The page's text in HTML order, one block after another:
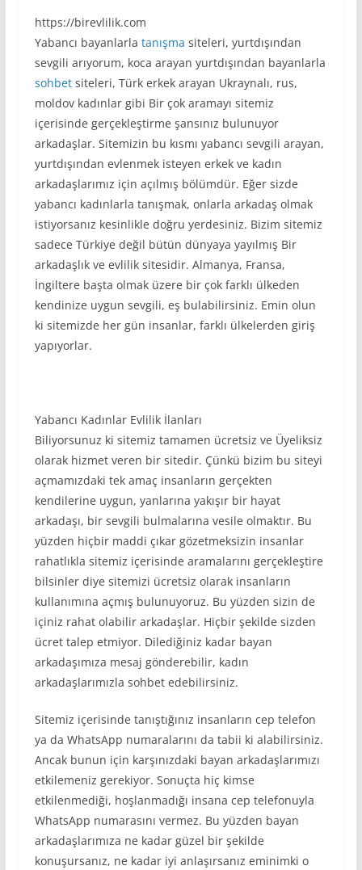
https://birevlilik.com
Yabancı bayanlarla tanışma siteleri, yurtdışından
sevgili arıyorum, koca arayan yurtdışından bayanlarla
sohbetsiteleri, Türk erkek arayan Ukraynalı, rus,
moldov kadınlar gibi Bir çok aramayı sitemiz
içerisinde gerçekleştirme şansınız bulunuyor
arkadaşlar. Sitemizin bu kısmı yabancı sevgili arayan,
yurtdışından evlenmek isteyen erkek ve kadın
arkadaşlarımız için açılmış bölümdür. Eğer sizde
yabancı kadınlarla tanışmak, onlarla arkadaş olmak
istiyorsanız kesinlikle doğru yerdesiniz. Bizim sitemiz
sadece Türkiye değil bütün dünyaya yayılmış Bir
arkadaşlık ve evlilik sitesidir. Almanya, Fransa,
İngiltere başta olmak üzere bir çok farklı ülkeden
kendinize uygun sevgili, eş bulabilirsiniz. Emin olun
ki sitemizde her gün insanlar, farklı ülkelerden giriş
yapıyorlar.
Yabancı Kadınlar Evlilik İlanları
Biliyorsunuz ki sitemiz tamamen ücretsiz ve Üyeliksiz
olarak hizmet veren bir sitedir. Çünkü bizim bu siteyi
açmamızdaki tek amaç insanların gerçekten
kendilerine uygun, yanlarına yakışır bir hayat
arkadaşı, bir sevgili bulmalarına vesile olmaktır. Bu
yüzden hiçbir maddi çıkar gözetmeksizin insanlar
rahatlıkla sitemiz içerisinde aramalarını gerçekleştire
bilsinler diye sitemizi ücretsiz olarak insanların
kullanımına açmış bulunuyoruz. Bu yüzden sizin de
içiniz rahat olabilir arkadaşlar. Hiçbir şekilde sizden
ücret talep etmiyor. Dilediğiniz kadar bayan
arkadaşımıza mesaj gönderebilir, kadın
arkadaşlarımızla sohbet edebilirsiniz.
Sitemiz içerisinde tanıştığınız insanların cep telefon
ya da WhatsApp numaralarını da tabii ki alabilirsiniz.
Ancak bunun için karşınızdaki bayan arkadaşlarımızı
etkilemeniz gerekiyor. Sonuçta hiç kimse
etkilenmediği, hoşlanmadığı insana cep telefonuyla
WhatsApp numarasını vermez. Bu yüzden bayan
arkadaşlarımıza ne kadar güzel bir şekilde
konuşursanız, ne kadar iyi anlaşırsanız eminimki o